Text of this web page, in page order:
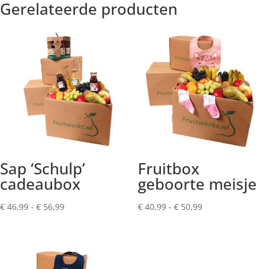
Gerelateerde producten
Sap ‘Schulp’
cadeaubox
€ 46,99 - € 56,99Prijsklasse:
€ 56,99
Fruitbox
geboorte meisje
€40,99 - €50,99Prijsklasse: